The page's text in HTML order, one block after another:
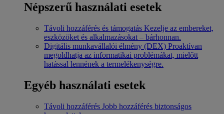
Népszerű használati esetek
Távoli hozzáférés és támogatás Kezelje az embereket,
eszközöket és alkalmazásokat – bárhonnan.
Digitális munkavállalói élmény (DEX) Proaktívan
megoldhatja az informatikai problémákat, mielőtt
hatással lennének a termelékenységre.
Egyéb használati esetek
Távoli hozzáférés Jobb hozzáférés biztonságos